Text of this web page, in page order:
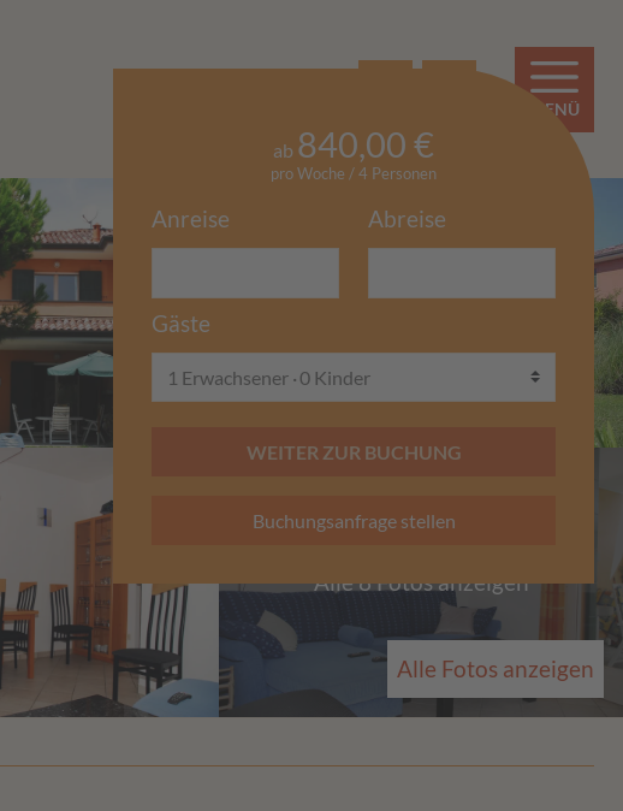
MENÜ
Alle 8 Fotos anzeigen
Alle Fotos anzeigen
ab 840,00 €
pro Woche / 4 Personen
Anreise Abreise
Gäste
1 Erwachsener 0 Kinder
WEITER ZUR BUCHUNG
Buchungsanfrage stellen